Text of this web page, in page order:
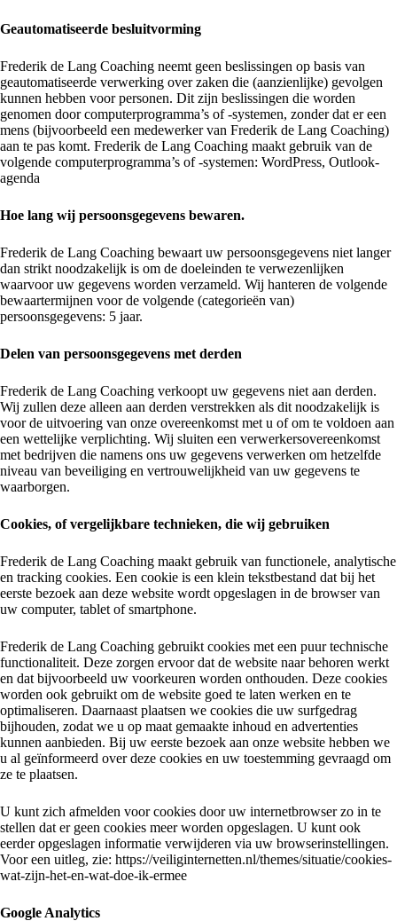
Geautomatiseerde besluitvorming
Frederik de Lang Coaching neemt geen beslissingen op basis van
geautomatiseerde verwerking over zaken die (aanzienlijke) gevolgen
kunnen hebben voor personen. Dit zijn beslissingen die worden
genomen door computerprogramma’s of -systemen, zonder dat er een
mens (bijvoorbeeld een medewerker van Frederik de Lang Coaching)
aan te pas komt. Frederik de Lang Coaching maakt gebruik van de
volgende computerprogramma’s of -systemen: WordPress, Outlook-
agenda
Hoe lang wij persoonsgegevens bewaren.
Frederik de Lang Coaching bewaart uw persoonsgegevens niet langer
dan strikt noodzakelijk is om de doeleinden te verwezenlijken
waarvoor uw gegevens worden verzameld. Wij hanteren de volgende
bewaartermijnen voor de volgende (categorieën van)
persoonsgegevens: 5 jaar.
Delen van persoonsgegevens met derden
Frederik de Lang Coaching verkoopt uw gegevens niet aan derden.
Wij zullen deze alleen aan derden verstrekken als dit noodzakelijk is
voor de uitvoering van onze overeenkomst met u of om te voldoen aan
een wettelijke verplichting. Wij sluiten een verwerkersovereenkomst
met bedrijven die namens ons uw gegevens verwerken om hetzelfde
niveau van beveiliging en vertrouwelijkheid van uw gegevens te
waarborgen.
Cookies, of vergelijkbare technieken, die wij gebruiken
Frederik de Lang Coaching maakt gebruik van functionele, analytische
en tracking cookies. Een cookie is een klein tekstbestand dat bij het
eerste bezoek aan deze website wordt opgeslagen in de browser van
uw computer, tablet of smartphone.
Frederik de Lang Coaching gebruikt cookies met een puur technische
functionaliteit. Deze zorgen ervoor dat de website naar behoren werkt
en dat bijvoorbeeld uw voorkeuren worden onthouden. Deze cookies
worden ook gebruikt om de website goed te laten werken en te
optimaliseren. Daarnaast plaatsen we cookies die uw surfgedrag
bijhouden, zodat we u op maat gemaakte inhoud en advertenties
kunnen aanbieden. Bij uw eerste bezoek aan onze website hebben we
u al geïnformeerd over deze cookies en uw toestemming gevraagd om
ze te plaatsen.
U kunt zich afmelden voor cookies door uw internetbrowser zo in te
stellen dat er geen cookies meer worden opgeslagen. U kunt ook
eerder opgeslagen informatie verwijderen via uw browserinstellingen.
Voor een uitleg, zie: https://veiliginternetten.nl/themes/situatie/cookies-
wat-zijn-het-en-wat-doe-ik-ermee
Google Analytics